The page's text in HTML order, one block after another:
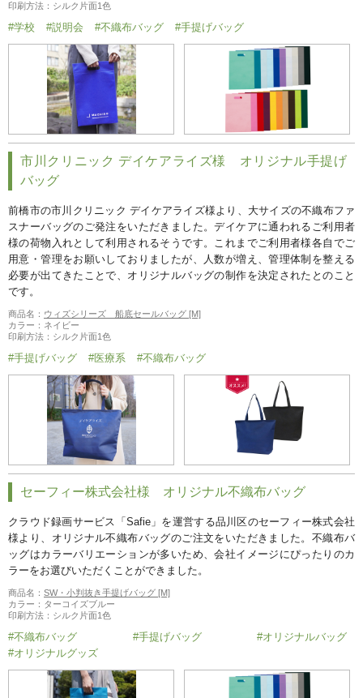
印刷方法：シルク片面1色
#学校 #説明会 #不織布バッグ #手提げバッグ
市川クリニック デイケアライズ様 オリジナル手提げ
バッグ
前橋市の市川クリニック デイケアライズ様より、大サイズの不織布ファ
スナーバッグのご発注をいただきました。デイケアに通われるご利用者
様の荷物入れとして利用されるそうです。これまでご利用者様各自でご
用意・管理をお願いしておりましたが、人数が増え、管理体制を整える
必要が出てきたことで、オリジナルバッグの制作を決定されたとのこと
です。
商品名： ウィズシリーズ 船底セールバッグ [M]
カラー：ネイビー
印刷方法：シルク片面1色
#手提げバッグ #医療系 #不織布バッグ
セーフィー株式会社様 オリジナル不織布バッグ
クラウド録画サービス「Safie」を運営する品川区のセーフィー株式会社
様より、オリジナル不織布バッグのご注文をいただきました。不織布バ
ッグはカラーバリエーションが多いため、会社イメージにぴったりのカ
ラーをお選びいただくことができました。
商品名： SW・小判抜き手提げバッグ [M]
カラー：ターコイズブルー
印刷方法：シルク片面1色
#不織布バッグ #手提げバッグ
#オリジナルバッグ
#オリジナルグッズ